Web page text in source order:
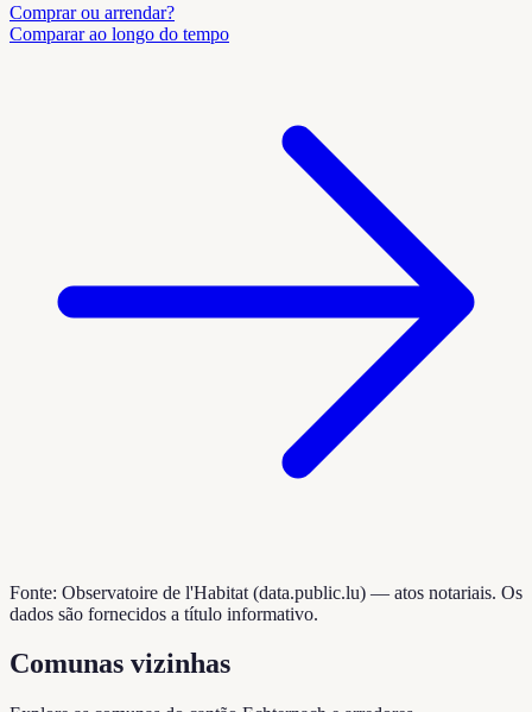
Comprar ou arrendar?
Comparar ao longo do tempo
Fonte: Observatoire de l'Habitat (data.public.lu) — atos notariais. Os
dados são fornecidos a título informativo.
Comunas vizinhas